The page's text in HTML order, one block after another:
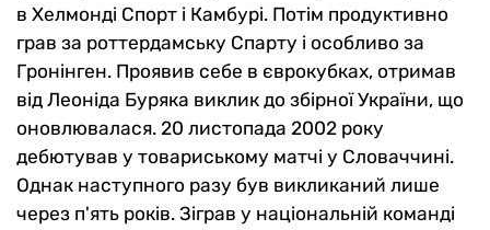
в Хелмонді Спорт і Камбурі. Потім продуктивно
грав за роттердамську Спарту і особливо за
Гронінген. Проявив себе в єврокубках, отримав
від Леоніда Буряка виклик до збірної України, що
оновлювалася. 20 листопада 2002 року
дебютував у товариському матчі у Словаччині.
Однак наступного разу був викликаний лише
через п'ять років. Зіграв у національній команді